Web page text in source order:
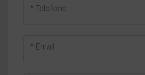
* Telefono
* Email